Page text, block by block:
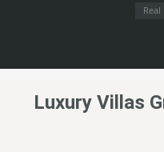
Luxury Villas